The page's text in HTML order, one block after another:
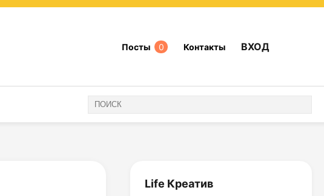
Посты 0 Контакты ВХОД
Life Креатив